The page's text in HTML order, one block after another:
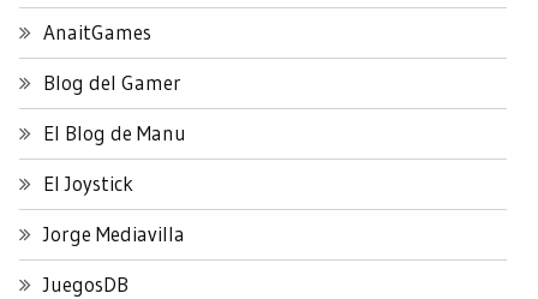
AnaitGames
Blog del Gamer
El Blog de Manu
El Joystick
Jorge Mediavilla
JuegosDB